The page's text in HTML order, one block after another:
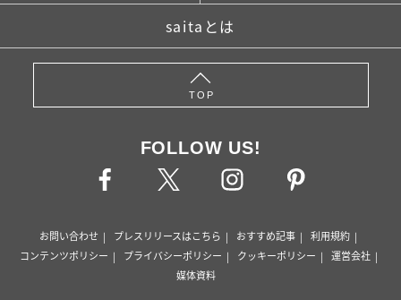
saitaとは
TOP
FOLLOW US!
お問い合わせ プレスリリースはこちら おすすめ記事
利用規約
コンテンツポリシー
プライバシーポリシー クッキーポリシー
運営会社
媒体資料